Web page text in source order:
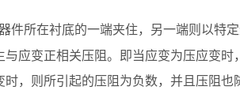
件所在衬底的一端夹住，另一端则以特
应变正相关压阻。即当应变为压应变时
，则所引起的压阻为负数，并且压阻也